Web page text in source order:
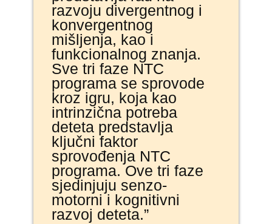
razvoju divergentnog i
konvergentnog
mišljenja, kao i
funkcionalnog znanja.
Sve tri faze NTC
programa se sprovode
kroz igru, koja kao
intrinzična potreba
deteta predstavlja
ključni faktor
sprovođenja NTC
programa. Ove tri faze
sjedinjuju senzo-
motorni i kognitivni
razvoj deteta.”